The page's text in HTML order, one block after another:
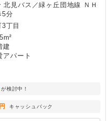
北見バス／緑ヶ丘団地線 ＮＨ
5分
丁目
建
アパート
が検討中！
キャッシュバック